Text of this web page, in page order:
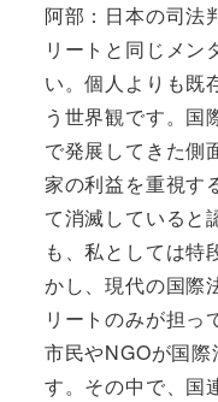
阿部：日本の司法
リートと同じメン
い。個人よりも既
う世界観です。国
で発展してきた側
家の利益を重視す
て消滅していると
も、私としては特
かし、現代の国際
リートのみが担っ
市民やNGOが国
す。その中で、国